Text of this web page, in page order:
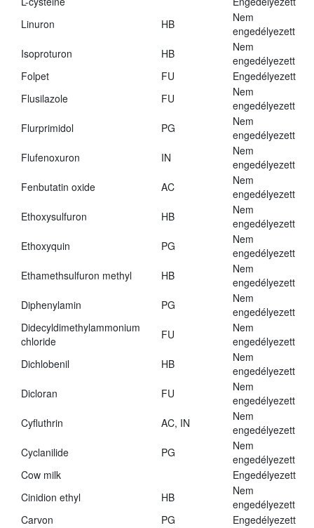
Linuron
HB
Nem
engedélyezett
Isoproturon
HB
Nem
engedélyezett
Folpet
FU
Engedélyezett
Flusilazole
FU
Nem
engedélyezett
Flurprimidol
PG
Nem
engedélyezett
Flufenoxuron
IN
Nem
engedélyezett
Fenbutatin oxide
AC
Nem
engedélyezett
Ethoxysulfuron
HB
Nem
engedélyezett
Ethoxyquin
PG
Nem
engedélyezett
Ethamethsulfuron methyl
HB
Nem
engedélyezett
Diphenylamin
PG
Nem
engedélyezett
Didecyldimethylammonium
chloride
FU
Nem
engedélyezett
Dichlobenil
HB
Nem
engedélyezett
Dicloran
FU
Nem
engedélyezett
Cyfluthrin
AC, IN
Nem
engedélyezett
Cyclanilide
PG
Nem
engedélyezett
Cow milk
Engedélyezett
Cinidion ethyl
HB
Nem
engedélyezett
Carvon
PG Engedélyezett